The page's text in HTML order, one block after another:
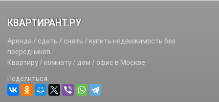
КВАРТИРАНТ.РУ
Аренда / сдать / снять / купить недвижимость без
посредников.
Квартиру / комнату / дом / офис в Москве
Поделиться: